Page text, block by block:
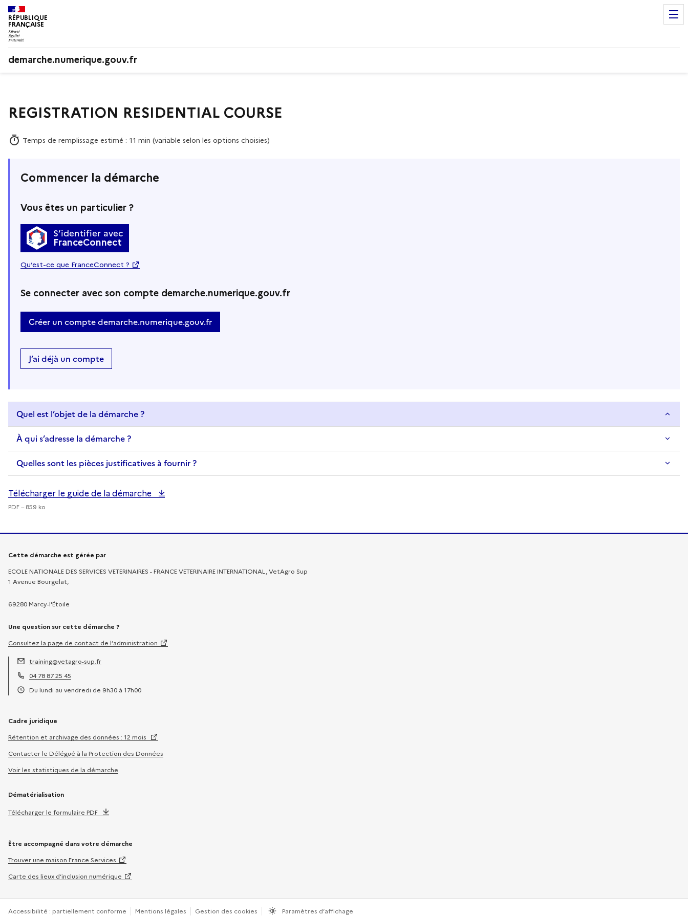
RÉPUBLIQUE
FRANÇAISE
demarche.numerique.gouv.fr
REGISTRATION RESIDENTIAL COURSE
Temps de remplissage estimé : 11 min (variable selon les options choisies)
Commencer la démarche
Vous êtes un particulier ?
S’identifier avec
FranceConnect
Qu’est-ce que FranceConnect ?
Se connecter avec son compte demarche.numerique.gouv.fr
Créer un compte demarche.numerique.gouv.fr
J’ai déjà un compte
Quel est l’objet de la démarche ?
À qui s’adresse la démarche ?
Quelles sont les pièces justificatives à fournir ?
Télécharger le guide de la démarche
PDF – 859 ko
Informations sur la démarche
Cette démarche est gérée par
ECOLE NATIONALE DES SERVICES VETERINAIRES - FRANCE VETERINAIRE INTERNATIONAL, VetAgro Sup
1 Avenue Bourgelat,
69280 Marcy-l'Étoile
Une question sur cette démarche ?
Consultez la page de contact de l’administration
Adresse électronique :
training@vetagro-sup.fr
Téléphone :
04 78 87 25 45
Du lundi au vendredi de 9h30 à 17h00
Cadre juridique
Rétention et archivage des données : 12 mois
Contacter le Délégué à la Protection des Données
Voir les statistiques de la démarche
Dématérialisation
Télécharger le formulaire PDF
Être accompagné dans votre démarche
Trouver une maison France Services
Carte des lieux d’inclusion numérique
Accessibilité : partiellement conforme Mentions légales Gestion des cookies Paramètres d’affichage